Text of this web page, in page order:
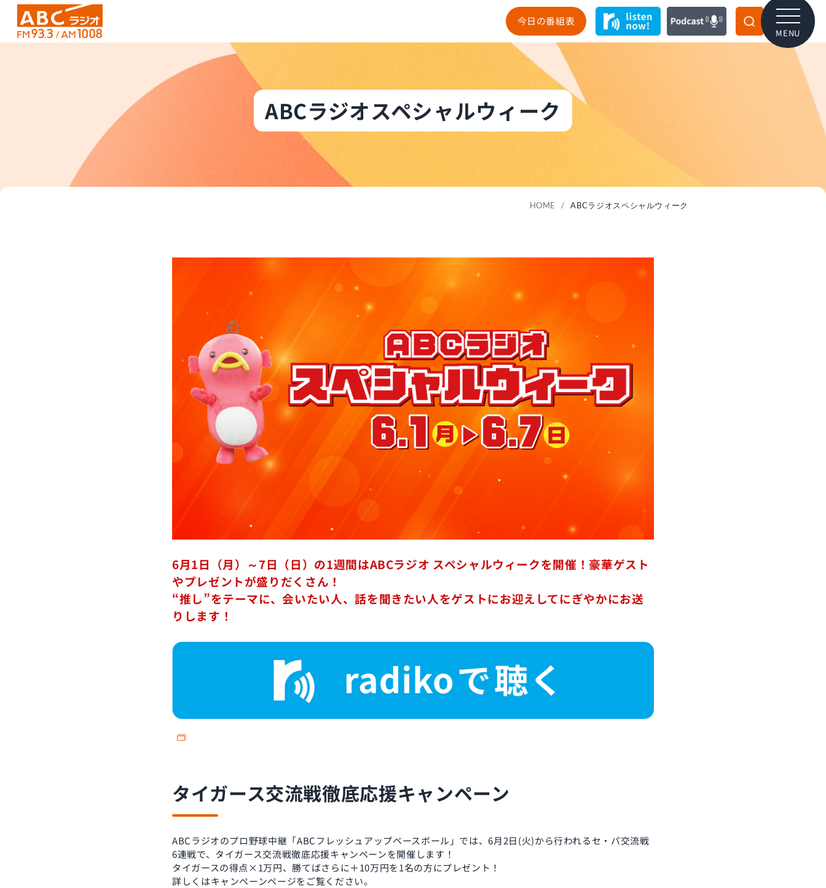
今日の番組表
MENU
ABCラジオスペシャルウィーク
HOME / ABCラジオスペシャルウィーク
6月1日（月）～7日（日）の1週間はABCラジオ スペシャルウィークを開催！豪華ゲスト
やプレゼントが盛りだくさん！
“推し”をテーマに、会いたい人、話を聞きたい人をゲストにお迎えしてにぎやかにお送
りします！
タイガース交流戦徹底応援キャンペーン
ABCラジオのプロ野球中継「ABCフレッシュアップベースボール」では、6月2日(火)から行われるセ・パ交流戦
6連戦で、タイガース交流戦徹底応援キャンペーンを開催します！
タイガースの得点×1万円、勝てばさらに＋10万円を1名の方にプレゼント！
詳しくはキャンペーンページをご覧ください。